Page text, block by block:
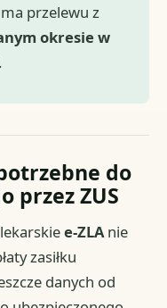
przelewu z
okresie w
.
do
przez ZUS
e-ZLA nie
zasiłku
danych od